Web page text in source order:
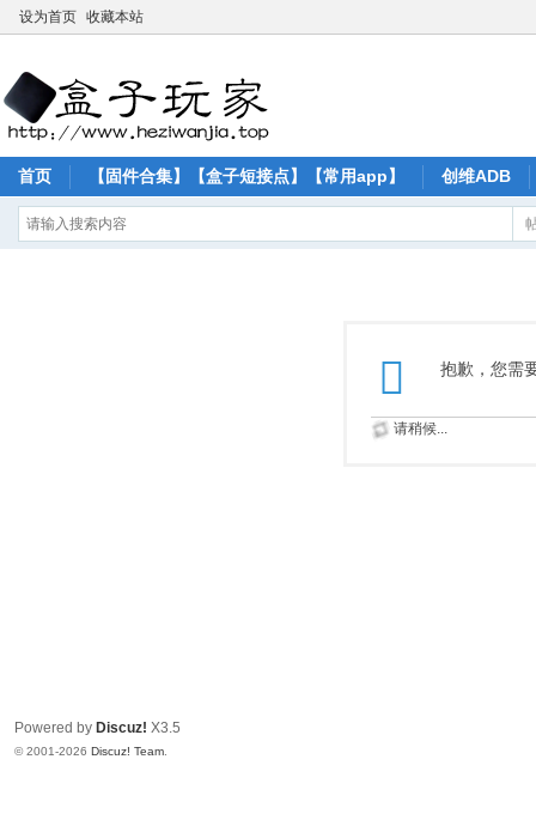
设为首页 收藏本站
首页 【固件合集】【盒子短接点】【常用app】 创维ADB
抱歉，您需
请稍候...
Powered by Discuz! X3.5
© 2001-2026 Discuz! Team